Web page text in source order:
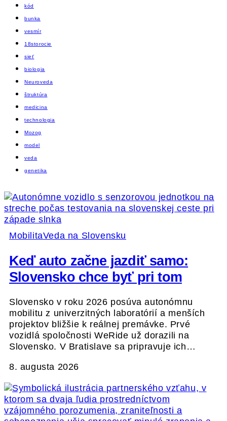
kód
bunka
vesmír
18storocie
sieť
biologia
Neuroveda
štruktúra
medicina
technologia
Mozog
model
veda
genetika
MobilitaVeda na Slovensku
Keď auto začne jazdiť samo:
Slovensko chce byť pri tom
Slovensko v roku 2026 posúva autonómnu
mobilitu z univerzitných laboratórií a menších
projektov bližšie k reálnej premávke. Prvé
vozidlá spoločnosti WeRide už dorazili na
Slovensko. V Bratislave sa pripravuje ich…
8. augusta 2026